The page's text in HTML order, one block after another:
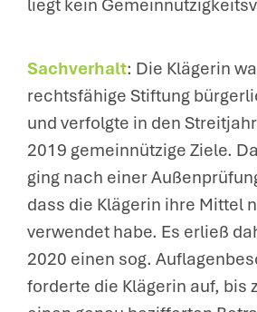
liegt kein
Sachverhalt: Die Klägerin
rechtsfähige Stiftung
und verfolgte in den
2019 gemeinnützige Ziele.
ging nach einer
dass die Klägerin ihre Mittel
verwendet habe. Es erließ
2020 einen sog.
forderte die Klägerin auf, bis